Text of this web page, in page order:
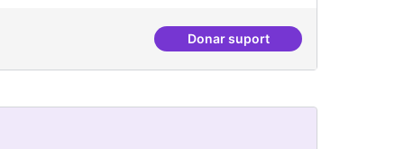
Donar suportDrets Humans i capa digital